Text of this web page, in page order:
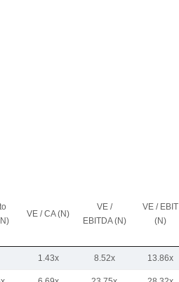
VE / CA (N)
VE /
EBITDA (N)
VE / EBIT
(N)
1.43x 8.52x 13.86x